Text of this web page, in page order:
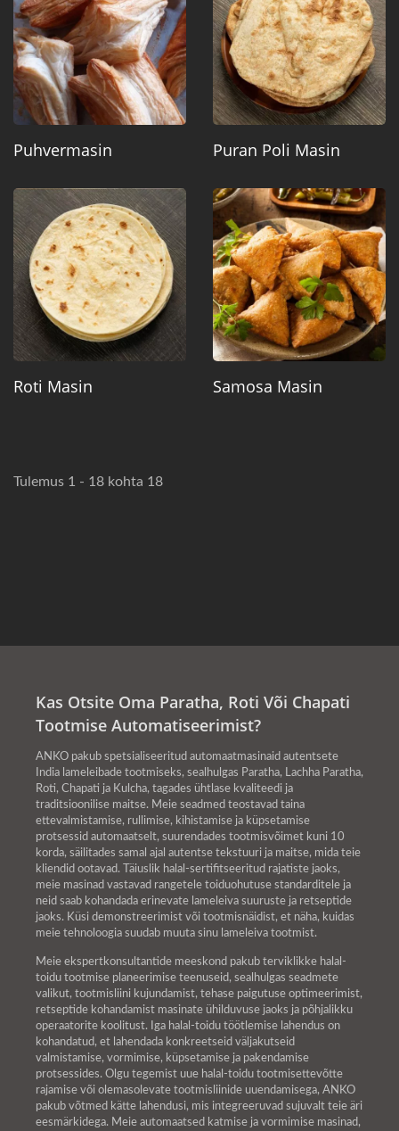
Puhvermasin Puran Poli Masin
Roti Masin Samosa Masin
Tulemus 1 - 18 kohta 18
Kas Otsite Oma Paratha, Roti Või Chapati
Tootmise Automatiseerimist?
ANKO pakub spetsialiseeritud automaatmasinaid autentsete
India lameleibade tootmiseks, sealhulgas Paratha, Lachha Paratha,
Roti, Chapati ja Kulcha, tagades ühtlase kvaliteedi ja
traditsioonilise maitse. Meie seadmed teostavad taina
ettevalmistamise, rullimise, kihistamise ja küpsetamise
protsessid automaatselt, suurendades tootmisvõimet kuni 10
korda, säilitades samal ajal autentse tekstuuri ja maitse, mida teie
kliendid ootavad. Täiuslik halal-sertifitseeritud rajatiste jaoks,
meie masinad vastavad rangetele toiduohutuse standarditele ja
neid saab kohandada erinevate lameleiva suuruste ja retseptide
jaoks. Küsi demonstreerimist või tootmisnäidist, et näha, kuidas
meie tehnoloogia suudab muuta sinu lameleiva tootmist.
Meie ekspertkonsultantide meeskond pakub terviklikke halal-
toidu tootmise planeerimise teenuseid, sealhulgas seadmete
valikut, tootmisliini kujundamist, tehase paigutuse optimeerimist,
retseptide kohandamist masinate ühilduvuse jaoks ja põhjalikku
operaatorite koolitust. Iga halal-toidu töötlemise lahendus on
kohandatud, et lahendada konkreetseid väljakutseid
valmistamise, vormimise, küpsetamise ja pakendamise
protsessides. Olgu tegemist uue halal-toidu tootmisettevõtte
rajamise või olemasolevate tootmisliinide uuendamisega, ANKO
pakub võtmed kätte lahendusi, mis integreeruvad sujuvalt teie äri
eesmärkidega. Meie automaatsed katmise ja vormimise masinad,